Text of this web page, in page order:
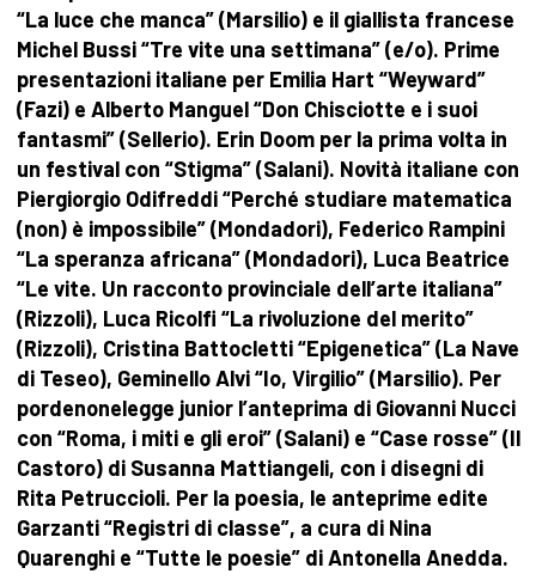
“La luce che manca” (Marsilio) e il giallista francese
Michel Bussi “Tre vite una settimana” (e/o). Prime
presentazioni italiane per Emilia Hart “Weyward”
(Fazi) e Alberto Manguel “Don Chisciotte e i suoi
fantasmi” (Sellerio). Erin Doom per la prima volta in
un festival con “Stigma” (Salani). Novità italiane con
Piergiorgio Odifreddi “Perché studiare matematica
(non) è impossibile” (Mondadori), Federico Rampini
“La speranza africana” (Mondadori), Luca Beatrice
“Le vite. Un racconto provinciale dell’arte italiana”
(Rizzoli), Luca Ricolfi “La rivoluzione del merito”
(Rizzoli), Cristina Battocletti “Epigenetica” (La Nave
di Teseo), Geminello Alvi “Io, Virgilio” (Marsilio). Per
pordenonelegge junior l’anteprima di Giovanni Nucci
con “Roma, i miti e gli eroi” (Salani) e “Case rosse” (Il
Castoro) di Susanna Mattiangeli, con i disegni di
Rita Petruccioli. Per la poesia, le anteprime edite
Garzanti “Registri di classe”, a cura di Nina
Quarenghi e “Tutte le poesie” di Antonella Anedda.